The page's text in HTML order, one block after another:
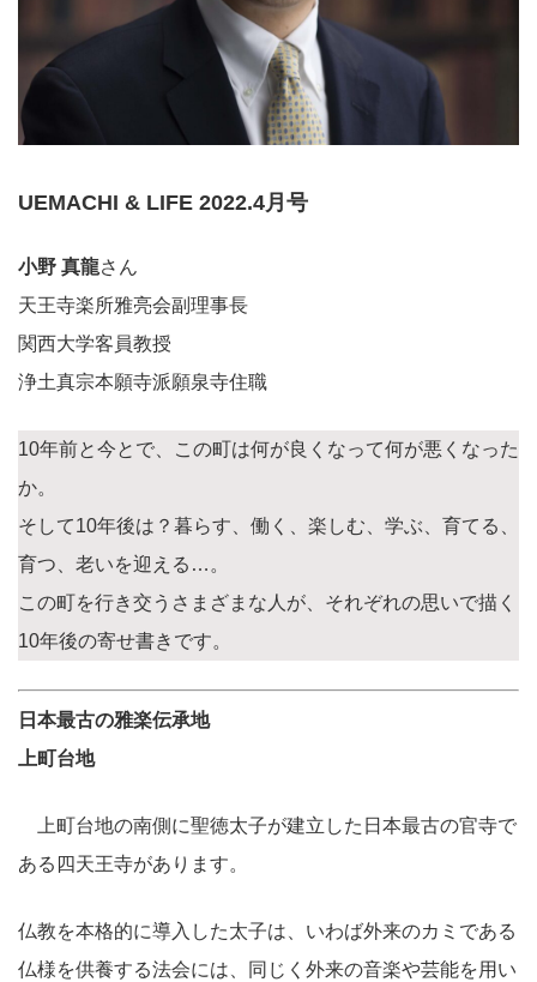
UEMACHI & LIFE 2022.4月号
小野 真龍さん
天王寺楽所雅亮会副理事長
関西大学客員教授
浄土真宗本願寺派願泉寺住職
10年前と今とで、この町は何が良くなって何が悪くなった
か。
そして10年後は？暮らす、働く、楽しむ、学ぶ、育てる、
育つ、老いを迎える…。
この町を行き交うさまざまな人が、それぞれの思いで描く
10年後の寄せ書きです。
日本最古の雅楽伝承地
上町台地
上町台地の南側に聖徳太子が建立した日本最古の官寺で
ある四天王寺があります。
仏教を本格的に導入した太子は、いわば外来のカミである
仏様を供養する法会には、同じく外来の音楽や芸能を用い